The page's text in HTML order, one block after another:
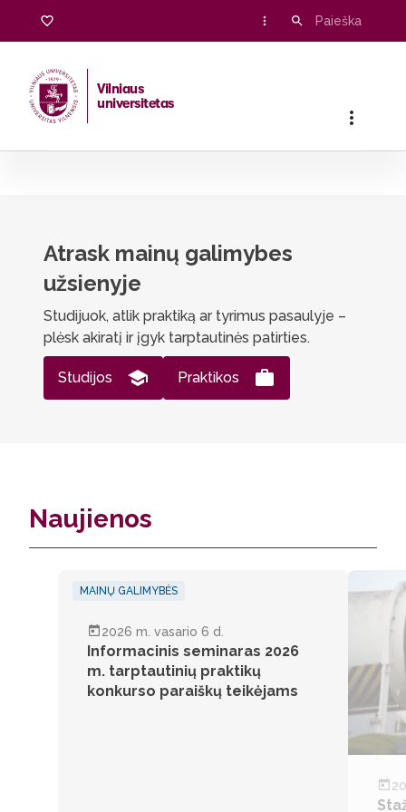
Vilniaus
universitetas
Atrask mainų galimybes
užsienyje
Studijuok, atlik praktiką ar tyrimus pasaulyje –
plėsk akiratį ir įgyk tarptautinės patirties.
Studijos Praktikos
Naujienos
MAINŲ GALIMYBĖS
Informacinis seminaras 2026
m. tarptautinių praktikų
konkurso paraiškų teikėjams
2026 m. vasario 6 d.